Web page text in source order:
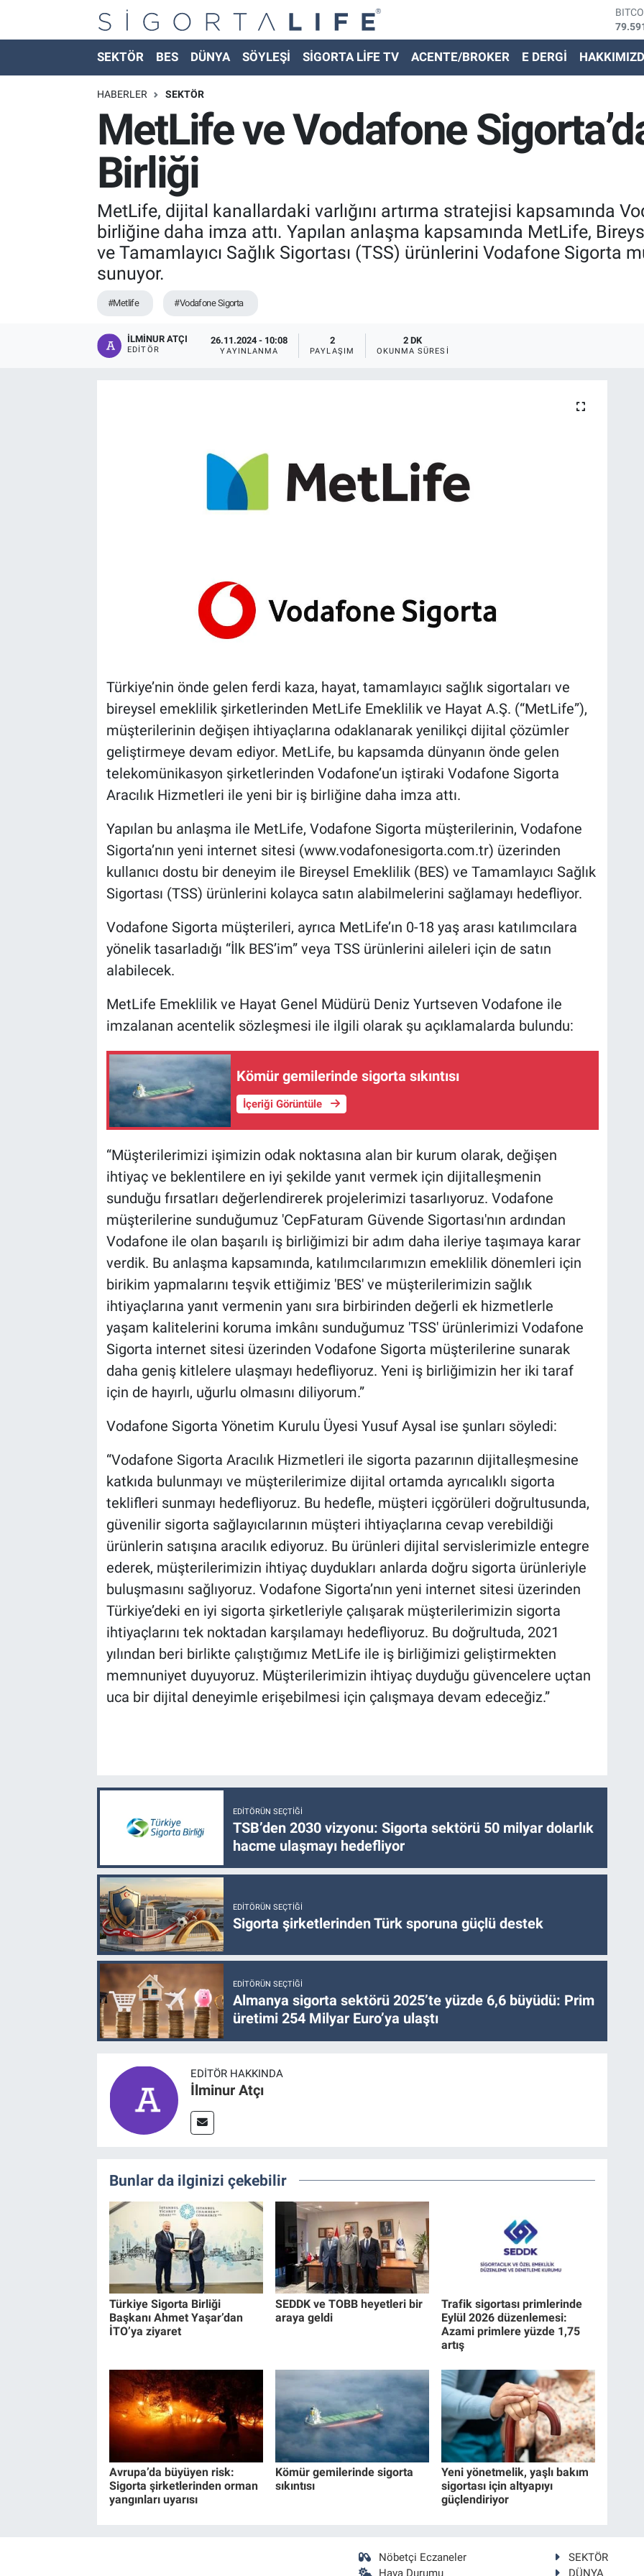
EURO
SEKTÖR BES DÜNYA SÖYLEŞİ SİGORTA LİFE TV ACENTE/BROKER E DERGİ
HABERLER SEKTÖR
MetLife ve Vodafone
Birliği
MetLife, dijital kanallardaki varlığını artırma stratejisi kapsamında
birliğine daha imza attı. Yapılan anlaşma kapsamında MetLife,
ve Tamamlayıcı Sağlık Sigortası (TSS) ürünlerini Vodafone Sigorta
sunuyor.
#Metlife #Vodafone Sigorta
İLMINUR ATÇI
EDITÖR
26.11.2024 - 10:08
YAYINLANMA
2
PAYLAŞIM
2 DK
OKUNMA SÜRESI
Türkiye’nin önde gelen ferdi kaza, hayat, tamamlayıcı sağlık sigortaları ve
bireysel emeklilik şirketlerinden MetLife Emeklilik ve Hayat A.Ş. (“MetLife”),
müşterilerinin değişen ihtiyaçlarına odaklanarak yenilikçi dijital çözümler
geliştirmeye devam ediyor. MetLife, bu kapsamda dünyanın önde gelen
telekomünikasyon şirketlerinden Vodafone’un iştiraki Vodafone Sigorta
Aracılık Hizmetleri ile yeni bir iş birliğine daha imza attı.
Yapılan bu anlaşma ile MetLife, Vodafone Sigorta müşterilerinin, Vodafone
Sigorta’nın yeni internet sitesi (www.vodafonesigorta.com.tr) üzerinden
kullanıcı dostu bir deneyim ile Bireysel Emeklilik (BES) ve Tamamlayıcı Sağlık
Sigortası (TSS) ürünlerini kolayca satın alabilmelerini sağlamayı hedefliyor.
Vodafone Sigorta müşterileri, ayrıca MetLife’ın 0-18 yaş arası katılımcılara
yönelik tasarladığı “İlk BES’im” veya TSS ürünlerini aileleri için de satın
alabilecek.
MetLife Emeklilik ve Hayat Genel Müdürü Deniz Yurtseven Vodafone ile
imzalanan acentelik sözleşmesi ile ilgili olarak şu açıklamalarda bulundu:
Kömür gemilerinde sigorta sıkıntısı
İçeriği Görüntüle
“Müşterilerimizi işimizin odak noktasına alan bir kurum olarak, değişen
ihtiyaç ve beklentilere en iyi şekilde yanıt vermek için dijitalleşmenin
sunduğu fırsatları değerlendirerek projelerimizi tasarlıyoruz. Vodafone
müşterilerine sunduğumuz 'CepFaturam Güvende Sigortası'nın ardından
Vodafone ile olan başarılı iş birliğimizi bir adım daha ileriye taşımaya karar
verdik. Bu anlaşma kapsamında, katılımcılarımızın emeklilik dönemleri için
birikim yapmalarını teşvik ettiğimiz 'BES' ve müşterilerimizin sağlık
ihtiyaçlarına yanıt vermenin yanı sıra birbirinden değerli ek hizmetlerle
yaşam kalitelerini koruma imkânı sunduğumuz 'TSS' ürünlerimizi Vodafone
Sigorta internet sitesi üzerinden Vodafone Sigorta müşterilerine sunarak
daha geniş kitlelere ulaşmayı hedefliyoruz. Yeni iş birliğimizin her iki taraf
için de hayırlı, uğurlu olmasını diliyorum.”
Vodafone Sigorta Yönetim Kurulu Üyesi Yusuf Aysal ise şunları söyledi:
“Vodafone Sigorta Aracılık Hizmetleri ile sigorta pazarının dijitalleşmesine
katkıda bulunmayı ve müşterilerimize dijital ortamda ayrıcalıklı sigorta
teklifleri sunmayı hedefliyoruz. Bu hedefle, müşteri içgörüleri doğrultusunda,
güvenilir sigorta sağlayıcılarının müşteri ihtiyaçlarına cevap verebildiği
ürünlerin satışına aracılık ediyoruz. Bu ürünleri dijital servislerimizle entegre
ederek, müşterilerimizin ihtiyaç duydukları anlarda doğru sigorta ürünleriyle
buluşmasını sağlıyoruz. Vodafone Sigorta’nın yeni internet sitesi üzerinden
Türkiye’deki en iyi sigorta şirketleriyle çalışarak müşterilerimizin sigorta
ihtiyaçlarını tek noktadan karşılamayı hedefliyoruz. Bu doğrultuda, 2021
yılından beri birlikte çalıştığımız MetLife ile iş birliğimizi geliştirmekten
memnuniyet duyuyoruz. Müşterilerimizin ihtiyaç duyduğu güvencelere uçtan
uca bir dijital deneyimle erişebilmesi için çalışmaya devam edeceğiz.”
EDITÖRÜN SEÇTIĞI
TSB’den 2030 vizyonu: Sigorta sektörü 50 milyar dolarlık
hacme ulaşmayı hedefliyor
EDITÖRÜN SEÇTIĞI
Sigorta şirketlerinden Türk sporuna güçlü destek
EDITÖRÜN SEÇTIĞI
Almanya sigorta sektörü 2025’te yüzde 6,6 büyüdü: Prim
üretimi 254 Milyar Euro’ya ulaştı
EDITÖR HAKKINDA
İlminur Atçı
Bunlar da ilginizi çekebilir
Türkiye Sigorta Birliği
Başkanı Ahmet Yaşar’dan
İTO’ya ziyaret
SEDDK ve TOBB heyetleri bir
araya geldi
Trafik sigortası primlerinde
Eylül 2026 düzenlemesi:
Azami primlere yüzde 1,75
artış
Avrupa’da büyüyen risk:
Sigorta şirketlerinden orman
yangınları uyarısı
Kömür gemilerinde sigorta
sıkıntısı
Yeni yönetmelik, yaşlı bakım
sigortası için altyapıyı
güçlendiriyor
Nöbetçi Eczaneler
Hava Durumu
SEKTÖR
DÜNYA
Nöbetçi Eczaneler
Hava Durumu
Namaz Vakitleri
Trafik Durumu
Süper Lig Puan Durumu ve Fikstür
Tüm Manşetler
Son Dakika Haberleri